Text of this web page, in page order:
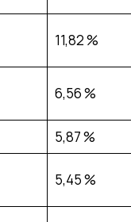
11,82 %
6,56 %
5,87 %
5,45 %